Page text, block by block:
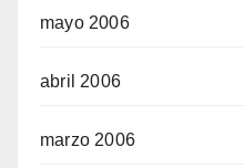
mayo 2006
abril 2006
marzo 2006